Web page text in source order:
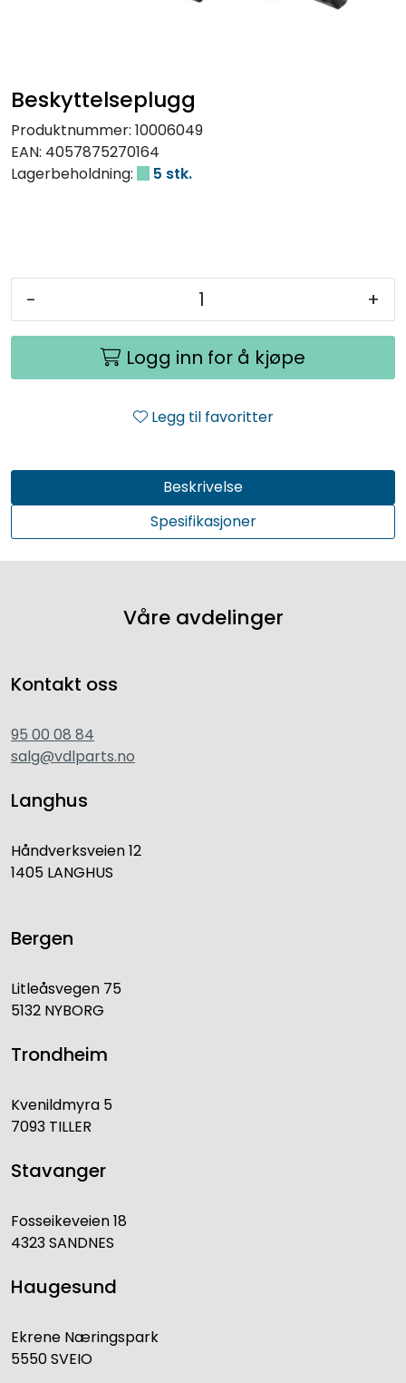
Beskyttelseplugg
Produktnummer: 10006049
EAN: 4057875270164
Lagerbeholdning:
5 stk.
- +
Logg inn for å kjøpe
Legg til favoritter
Beskrivelse
Spesifikasjoner
Våre avdelinger
Kontakt oss
95 00 08 84
salg@vdlparts.no
Langhus
Håndverksveien 12
1405 LANGHUS
Bergen
Litleåsvegen 75
5132 NYBORG
Trondheim
Kvenildmyra 5
7093 TILLER
Stavanger
Fosseikeveien 18
4323 SANDNES
Haugesund
Ekrene Næringspark
5550 SVEIO